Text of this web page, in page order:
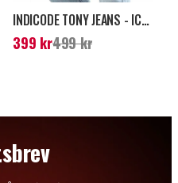
INDICODE TONY JEANS - ICY BLUE
Nuvarande pris:399
399 kr499 kr